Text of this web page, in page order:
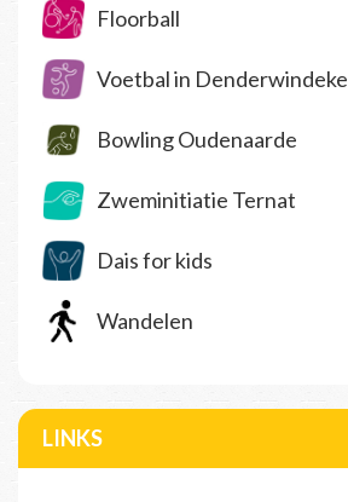
Floorball
Voetbal in Denderwindeke
Bowling Oudenaarde
Zweminitiatie Ternat
Dais for kids
Wandelen
LINKS